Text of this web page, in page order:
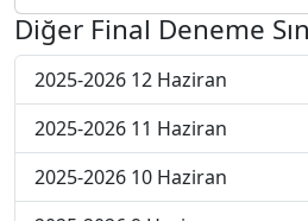
Diğer Final Deneme
2025-2026 12 Haziran
2025-2026 11 Haziran
2025-2026 10 Haziran